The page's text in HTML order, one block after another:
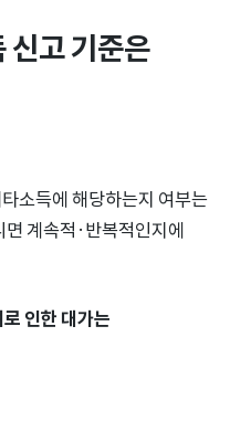
신고 기준은
소득에 해당하는지 여부는
계속적·반복적인지에
인한 대가는